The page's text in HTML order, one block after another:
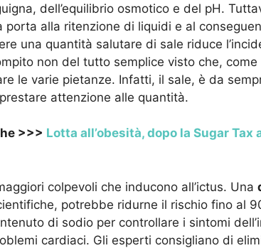
dell’equilibrio osmotico e del pH.
porta alla ritenzione di liquidi e al
una quantità salutare di sale riduce
non del tutto semplice visto che,
le varie pietanze. Infatti, il sale, è da
attenzione alle quantità.
>>> Lotta all’obesità, dopo la Sugar Tax
colpevoli che inducono all’ictus. Una
potrebbe ridurne il rischio fino al
di sodio per controllare i sintomi
cardiaci. Gli esperti consigliano di